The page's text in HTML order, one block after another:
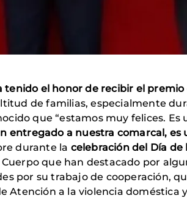
tenido el honor de recibir el
de familias, especialmente
que “estamos muy felices.
entregado a nuestra comarcal, es
durante la celebración del Día de
que han destacado por
por su trabajo de cooperación,
Atención a la violencia doméstica